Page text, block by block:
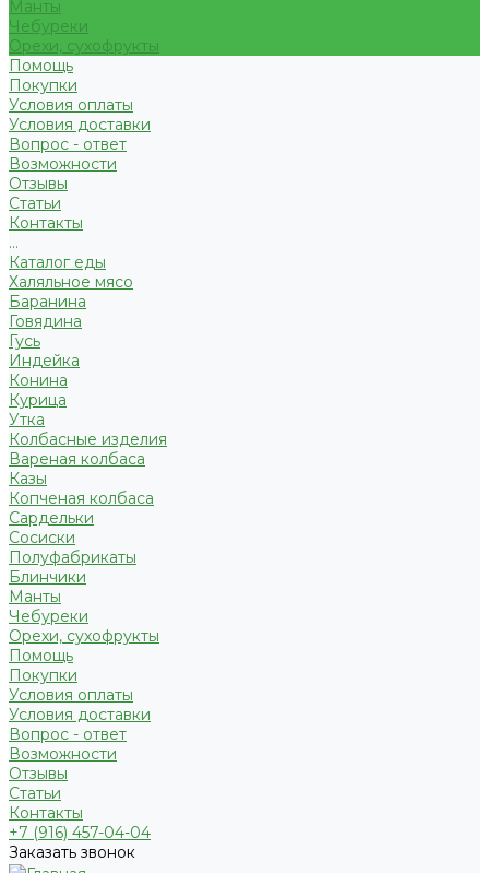
Манты
Чебуреки
Орехи, сухофрукты
Помощь
Покупки
Условия оплаты
Условия доставки
Вопрос - ответ
Возможности
Отзывы
Статьи
Контакты
...
Каталог еды
Халяльное мясо
Баранина
Говядина
Гусь
Индейка
Конина
Курица
Утка
Колбасные изделия
Вареная колбаса
Казы
Копченая колбаса
Сардельки
Сосиски
Полуфабрикаты
Блинчики
Манты
Чебуреки
Орехи, сухофрукты
Помощь
Покупки
Условия оплаты
Условия доставки
Вопрос - ответ
Возможности
Отзывы
Статьи
Контакты
+7 (916) 457-04-04
Заказать звонок